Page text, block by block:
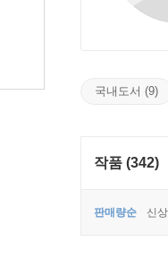
국내도서 (9)
작품 (342)
판매량순 신